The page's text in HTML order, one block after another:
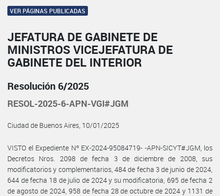
VER PÁGINAS PUBLICADAS
JEFATURA DE GABINETE DE
MINISTROS VICEJEFATURA DE
GABINETE DEL INTERIOR
Resolución 6/2025
RESOL-2025-6-APN-VGI#JGM
Ciudad de Buenos Aires, 10/01/2025
VISTO el Expediente Nº EX-2024-95084719- -APN-SICYT#JGM, los
Decretos Nros. 2098 de fecha 3 de diciembre de 2008, sus
modificatorios y complementarios, 484 de fecha 3 de junio de 2024,
644 de fecha 18 de julio de 2024 y su modificatoria, 695 de fecha 2
de agosto de 2024, 958 de fecha 28 de octubre de 2024 y 1131 de